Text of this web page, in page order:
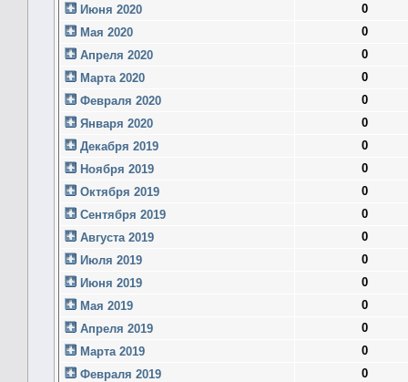
Июня 2020
0
Мая 2020
0
Апреля 2020
0
Марта 2020
0
Февраля 2020
0
Января 2020
0
Декабря 2019
0
Ноября 2019
0
Октября 2019
0
Сентября 2019
0
Августа 2019
0
Июля 2019
0
Июня 2019
0
Мая 2019
0
Апреля 2019
0
Марта 2019
0
Февраля 2019
0